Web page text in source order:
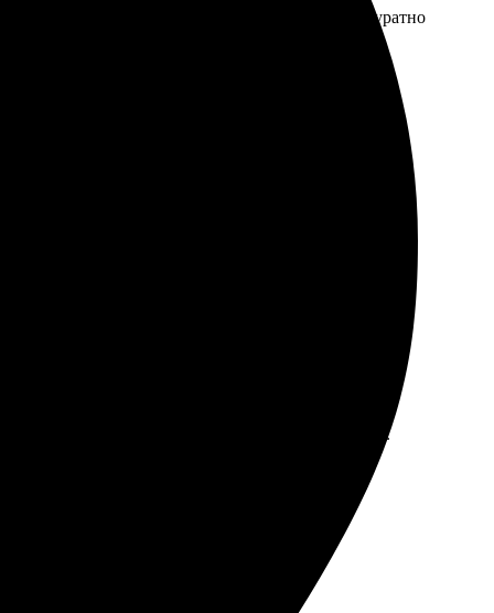
фото, оплатил. Доставка быстрая, всё аккуратно
материалов и размеров шикарный. Обработали
буду заказывать снова.
сайта, легко выбрать нужные параметры.
бюджета. Очень довольна результатом,